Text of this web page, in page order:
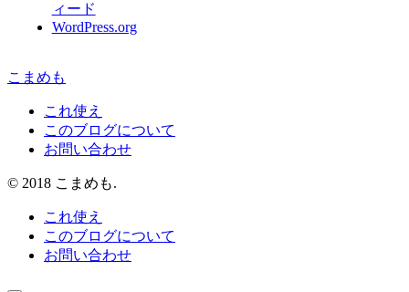
ィード
WordPress.org
こまめも
これ使え
このブログについて
お問い合わせ
© 2018 こまめも.
これ使え
このブログについて
お問い合わせ